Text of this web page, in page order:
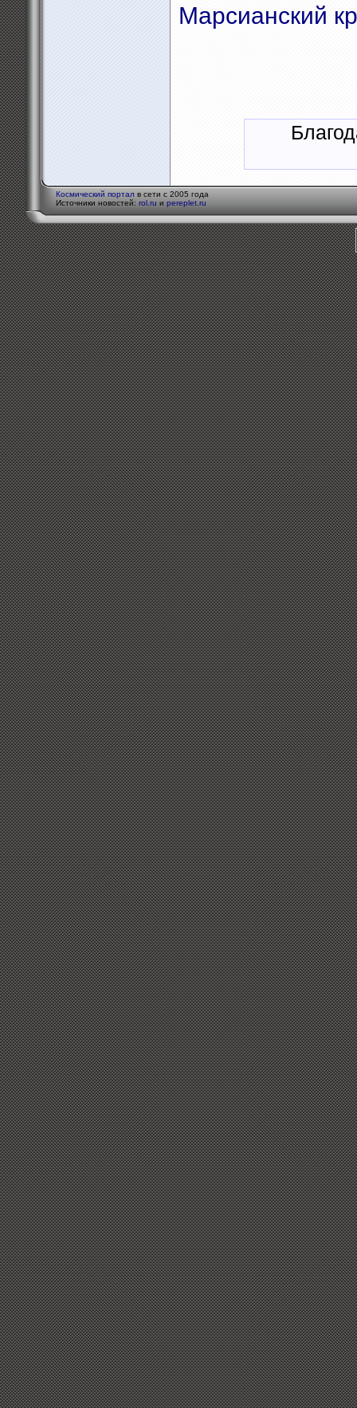
Марсианский
Космический портал в сети с 2005 года
Источники новостей: rol.ru и pereplet.ru